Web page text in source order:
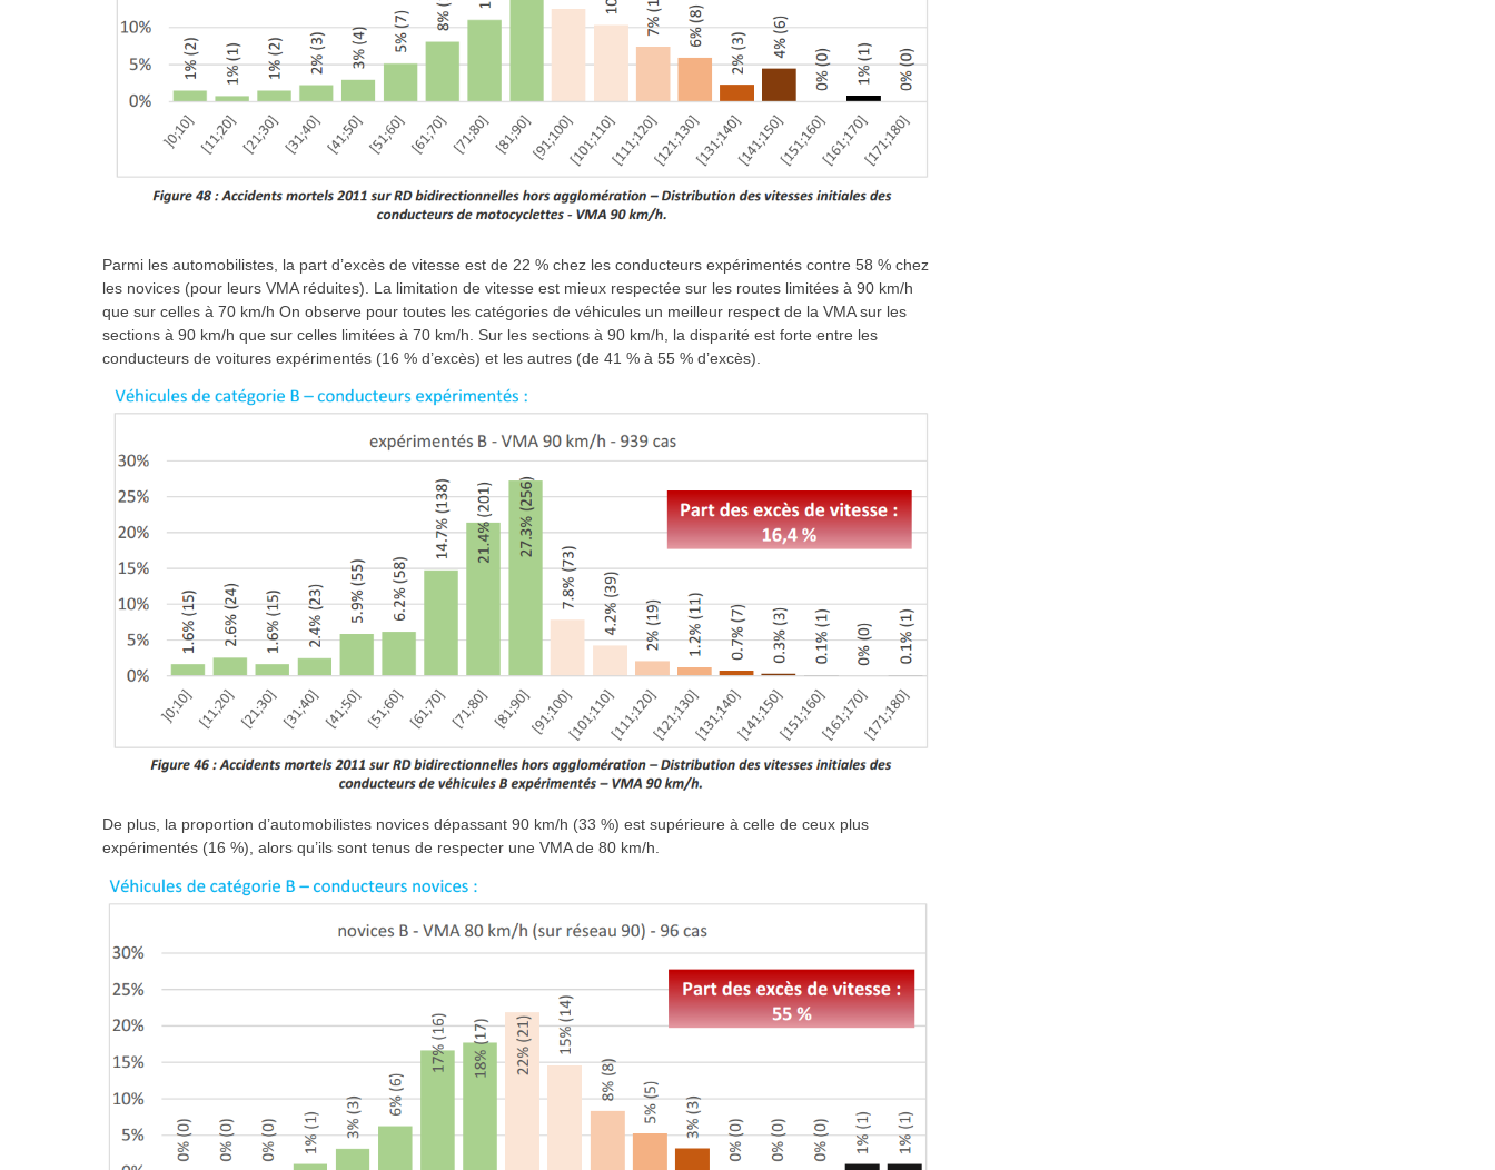
Parmi les automobilistes, la part d’excès de vitesse est de 22 % chez les conducteurs expérimentés contre 58 % chez
les novices (pour leurs VMA réduites). La limitation de vitesse est mieux respectée sur les routes limitées à 90 km/h
que sur celles à 70 km/h On observe pour toutes les catégories de véhicules un meilleur respect de la VMA sur les
sections à 90 km/h que sur celles limitées à 70 km/h. Sur les sections à 90 km/h, la disparité est forte entre les
conducteurs de voitures expérimentés (16 % d’excès) et les autres (de 41 % à 55 % d’excès).
De plus, la proportion d’automobilistes novices dépassant 90 km/h (33 %) est supérieure à celle de ceux plus
expérimentés (16 %), alors qu’ils sont tenus de respecter une VMA de 80 km/h.